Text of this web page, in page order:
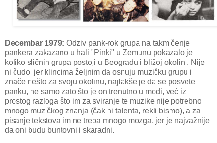
Decembar 1979: Odziv pank-rok grupa na takmičenje
pankera zakazano u hali "Pinki" u Zemunu pokazalo je
koliko sličnih grupa postoji u Beogradu i bližoj okolini. Nije
ni čudo, jer klincima željnim da osnuju muzičku grupu i
znače nešto za svoju okolinu, najlakše je da se posvete
panku, ne samo zato što je on trenutno u modi, već iz
prostog razloga što im za sviranje te muzike nije potrebno
mnogo muzičkog znanja (čak ni talenta, rekli bismo), a za
pisanje tekstova im ne treba mnogo mozga, jer je najvažnije
da oni budu buntovni i skaradni.